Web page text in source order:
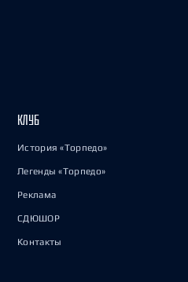
КЛУБ
История «Торпедо»
Легенды «Торпедо»
Реклама
СДЮШОР
Контакты